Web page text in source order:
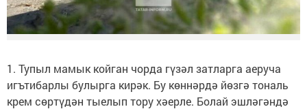
1. Тупыл мамык койган чорда гүзәл затларга аеруча
игътибарлы булырга кирәк. Бу көннәрдә йөзгә тональ
крем cөртүдән тыелып тору хәерле. Болай эшләгәндә